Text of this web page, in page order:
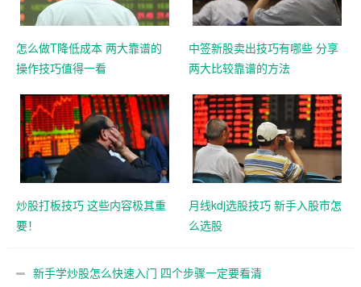
怎么做T降低成本 两大靠谱的
操作技巧值得一看
中签新股卖出技巧有哪些 分享
两大比较靠谱的方法
炒股打板技巧 这些内容极其重
要！
月线kdj选股技巧 新手入股市怎
么选股
新手学炒股怎么快速入门 四个步骤一定要看清